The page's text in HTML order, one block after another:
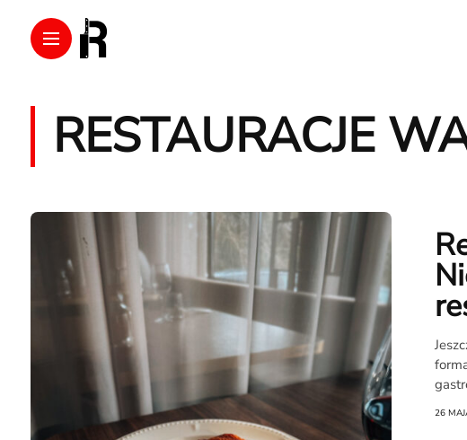
RESTAURACJE
26